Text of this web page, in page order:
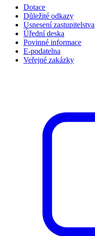
Dotace
Důležité odkazy
Usnesení zastupitelstva
Úřední deska
Povinné informace
E-podatelna
Veřejné zakázky